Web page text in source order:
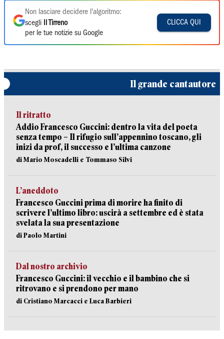
Non lasciare decidere l'algoritmo:
scegli
Il Tirreno
per le tue notizie su Google
CLICCA QUI
Il grande cantautore
Il ritratto
Addio Francesco Guccini: dentro la vita del poeta
senza tempo – Il rifugio sull’appennino toscano, gli
inizi da prof, il successo e l’ultima canzone
di Mario Moscadelli e Tommaso Silvi
L’aneddoto
Francesco Guccini prima di morire ha finito di
scrivere l’ultimo libro: uscirà a settembre ed è stata
svelata la sua presentazione
di Paolo Martini
Dal nostro archivio
Francesco Guccini: il vecchio e il bambino che si
ritrovano e si prendono per mano
di Cristiano Marcacci e Luca Barbieri